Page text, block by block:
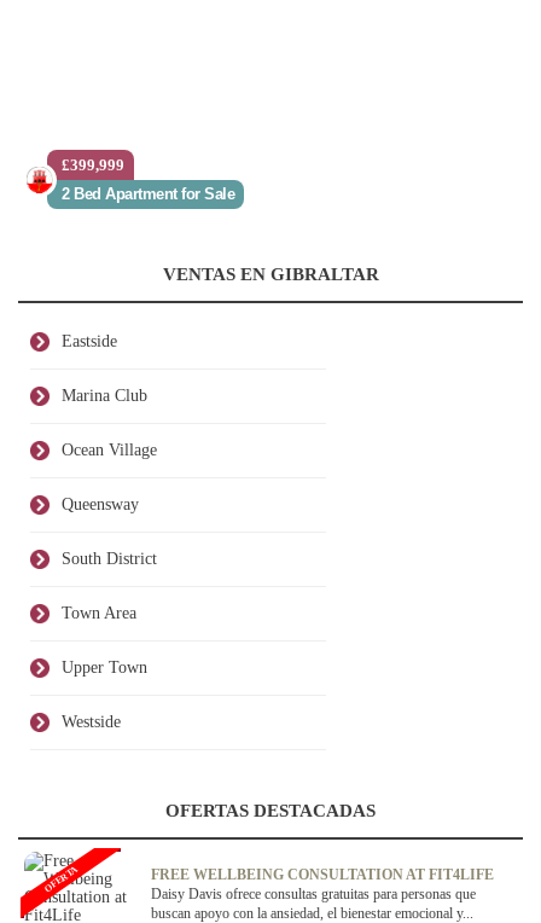
£399,999
2 Bed Apartment for Sale
VENTAS EN GIBRALTAR
Eastside
Marina Club
Ocean Village
Queensway
South District
Town Area
Upper Town
Westside
OFERTAS DESTACADAS
FREE WELLBEING CONSULTATION AT FIT4LIFE
Daisy Davis ofrece consultas gratuitas para personas que
buscan apoyo con la ansiedad, el bienestar emocional y...
OFERTA